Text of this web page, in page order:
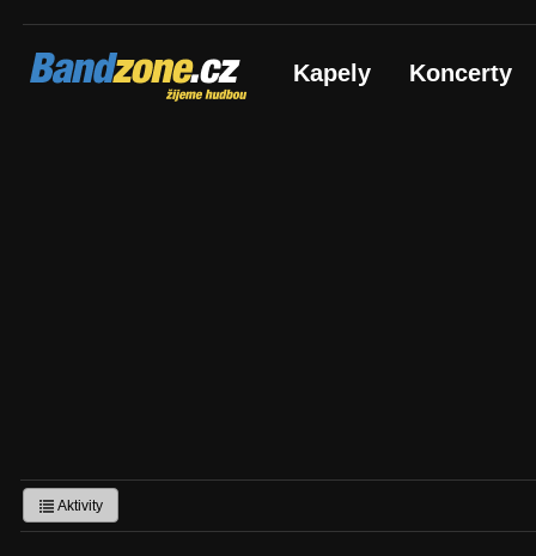
Bandzone.cz
žijeme hudbou Kapely Koncerty
Aktivity